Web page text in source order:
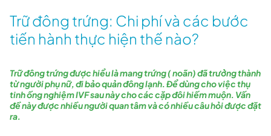
Trữ đông trứng: Chi phí và các bước
tiến hành thực hiện thế nào?
Trữ đông trứng được hiểu là mang trứng ( noãn) đã trưởng thành
từ người phụ nữ, đi bảo quản đông lạnh. Để dùng cho việc thụ
tinh ống nghiệm IVF sau này cho các cặp đôi hiếm muộn. Vấn
đề này được nhiều người quan tâm và có nhiều câu hỏi được đặt
ra.